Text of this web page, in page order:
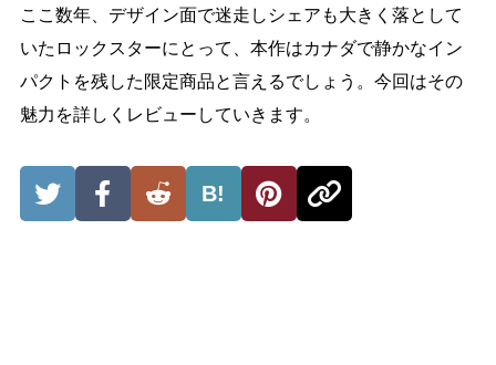
ここ数年、デザイン面で迷走しシェアも大きく落として
いたロックスターにとって、本作はカナダで静かなイン
パクトを残した限定商品と言えるでしょう。今回はその
魅力を詳しくレビューしていきます。
B!